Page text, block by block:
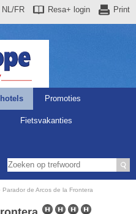
Print
Resa+ login
NL/FR
Promoties
Fietsvakanties
Parador de Arcos de la Frontera